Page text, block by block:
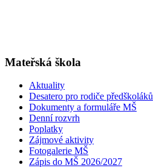
Mateřská škola
Aktuality
Desatero pro rodiče předškoláků
Dokumenty a formuláře MŠ
Denní rozvrh
Poplatky
Zájmové aktivity
Fotogalerie MŠ
Zápis do MŠ 2026/2027